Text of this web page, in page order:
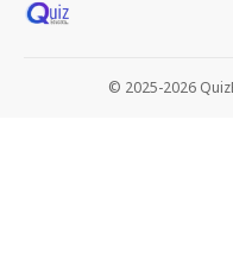
© 2025-2026